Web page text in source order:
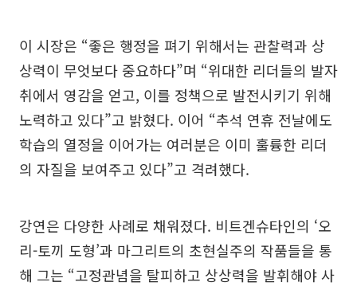
이 시장은 “좋은 행정을 펴기 위해서는 관찰력과 상
상력이 무엇보다 중요하다”며 “위대한 리더들의 발자
취에서 영감을 얻고, 이를 정책으로 발전시키기 위해
노력하고 있다”고 밝혔다. 이어 “추석 연휴 전날에도
학습의 열정을 이어가는 여러분은 이미 훌륭한 리더
의 자질을 보여주고 있다”고 격려했다.
강연은 다양한 사례로 채워졌다. 비트겐슈타인의 ‘오
리-토끼 도형’과 마그리트의 초현실주의 작품들을 통
해 그는 “고정관념을 탈피하고 상상력을 발휘해야 사